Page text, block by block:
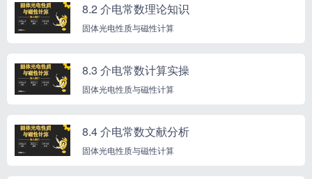
8.2 介电常数理论知识
固体光电性质与磁性计算
8.3 介电常数计算实操
固体光电性质与磁性计算
8.4 介电常数文献分析
固体光电性质与磁性计算